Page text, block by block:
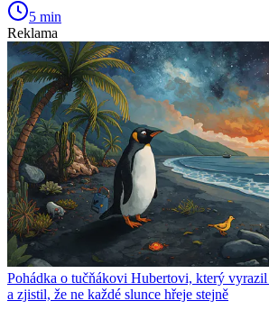
5 min
Reklama
Pohádka o tučňákovi Hubertovi, který
a zjistil, že ne každé slunce hřeje stejně